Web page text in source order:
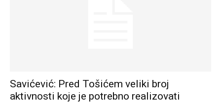
Savićević: Pred Tošićem veliki broj
aktivnosti koje je potrebno realizovati